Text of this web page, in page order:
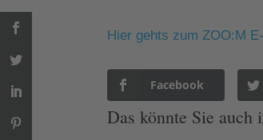
Hier gehts zum ZOO:M
Facebook
Das könnte Sie auch